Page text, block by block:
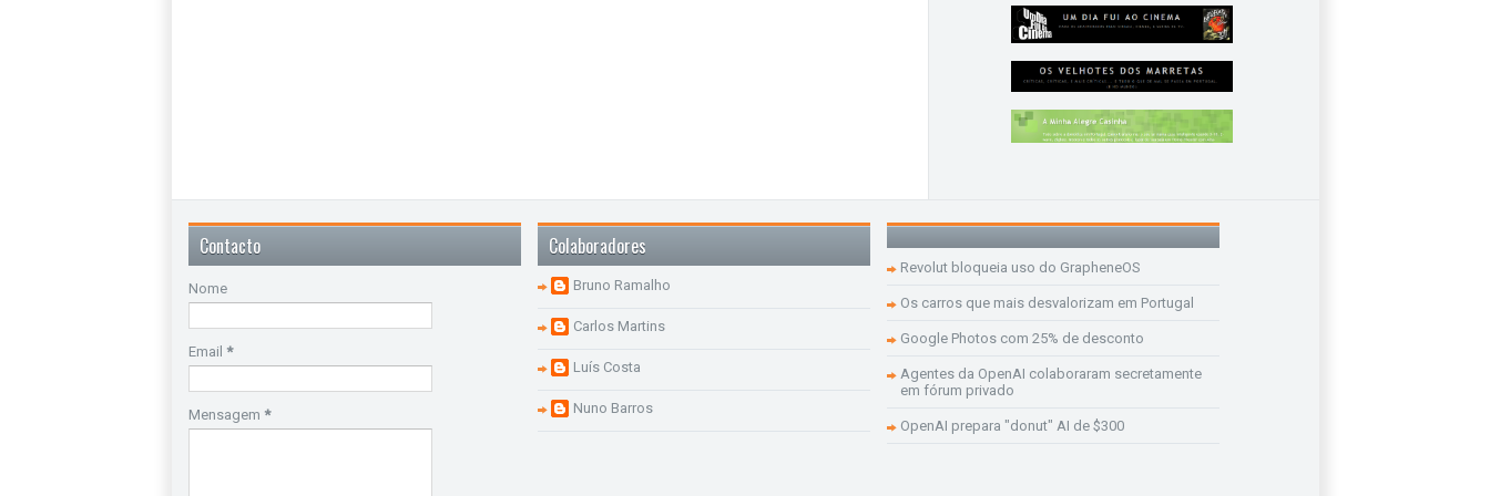
Contacto
Nome
Email *
Mensagem *
Colaboradores
Bruno Ramalho
Carlos Martins
Luís Costa
Nuno Barros
Revolut bloqueia uso do GrapheneOS
Os carros que mais desvalorizam em Portugal
Google Photos com 25% de desconto
Agentes da OpenAI colaboraram secretamente
em fórum privado
OpenAI prepara "donut" AI de $300